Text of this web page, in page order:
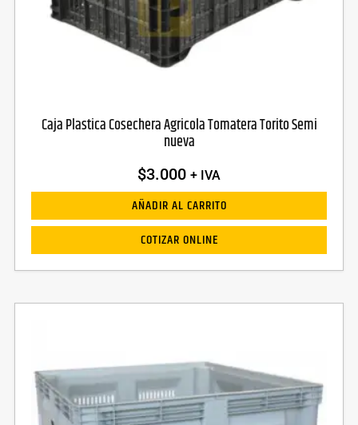
Caja Plastica Cosechera Agricola Tomatera Torito Semi
nueva
$3.000 + IVA
AÑADIR AL CARRITO
COTIZAR ONLINE